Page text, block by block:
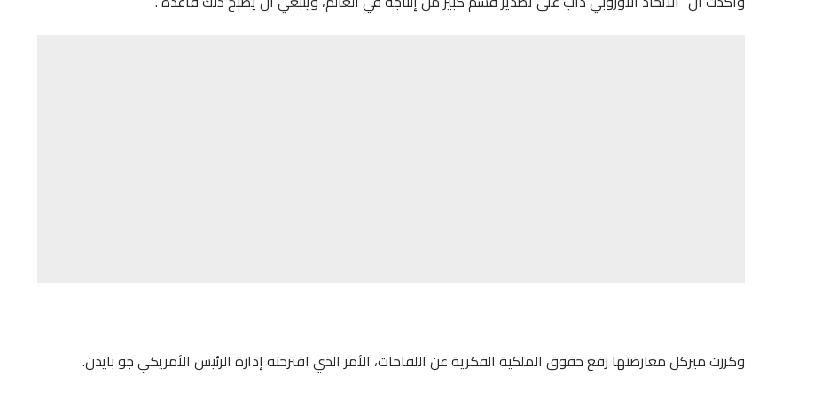
وكررت ميركل معارضتها رفع حقوق الملكية الفكرية عن اللقاحات، الأمر الذي اقترحته إدارة الرئيس الأمريكي جو بايدن.